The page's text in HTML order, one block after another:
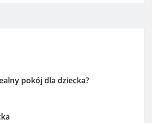
pokój dla dziecka?